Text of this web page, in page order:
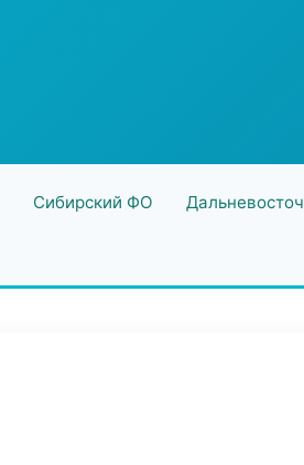
Сибирский ФО